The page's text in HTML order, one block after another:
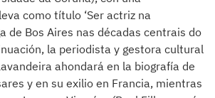
como título ‘Ser actriz na
de Bos Aires nas décadas centrais do
la periodista y gestora cultural
ahondará en la biografía de
y en su exilio en Francia, mientras